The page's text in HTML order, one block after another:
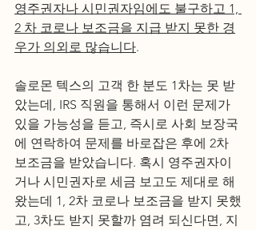
영주권자나 시민권자임에도 불구하고 1,
2 차 코로나 보조금을 지급 받지 못한 경
우가 의외로 많습니다.
솔로몬 텍스의 고객 한 분도 1차는 못 받
았는데, IRS 직원을 통해서 이런 문제가
있을 가능성을 듣고, 즉시로 사회 보장국
에 연락하여 문제를 바로잡은 후에 2차
보조금을 받았습니다. 혹시 영주권자이
거나 시민권자로 세금 보고도 제대로 해
왔는데 1, 2차 코로나 보조금을 받지 못했
고, 3차도 받지 못할까 염려 되신다면, 지